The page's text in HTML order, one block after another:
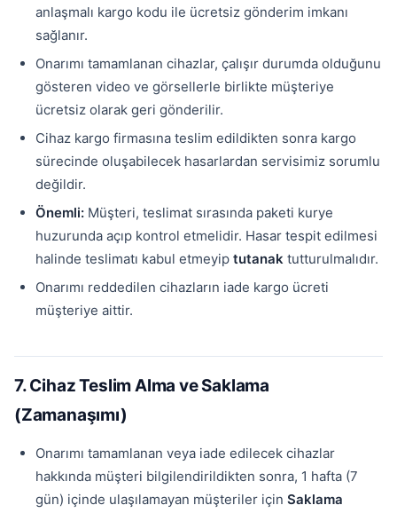
anlaşmalı kargo kodu ile ücretsiz gönderim imkanı
sağlanır.
Onarımı tamamlanan cihazlar, çalışır durumda olduğunu
gösteren video ve görsellerle birlikte müşteriye
ücretsiz olarak geri gönderilir.
Cihaz kargo firmasına teslim edildikten sonra kargo
sürecinde oluşabilecek hasarlardan servisimiz sorumlu
değildir.
Önemli: Müşteri, teslimat sırasında paketi kurye
huzurunda açıp kontrol etmelidir. Hasar tespit edilmesi
halinde teslimatı kabul etmeyip tutanak tutturulmalıdır.
Onarımı reddedilen cihazların iade kargo ücreti
müşteriye aittir.
7. Cihaz Teslim Alma ve Saklama
(Zamanaşımı)
Onarımı tamamlanan veya iade edilecek cihazlar
hakkında müşteri bilgilendirildikten sonra, 1 hafta (7
gün) içinde ulaşılamayan müşteriler için Saklama